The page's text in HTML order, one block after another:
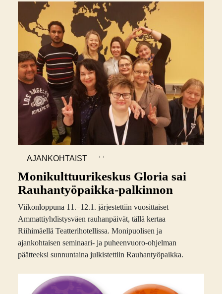
AJANKOHTAIST
, ,
Monikulttuurikeskus Gloria sai
Rauhantyöpaikka-palkinnon
Viikonloppuna 11.–12.1. järjestettiin vuosittaiset
Ammattiyhdistysväen rauhanpäivät, tällä kertaa
Riihimäellä Teatterihotellissa. Monipuolisen ja
ajankohtaisen seminaari- ja puheenvuoro-ohjelman
päätteeksi sunnuntaina julkistettiin Rauhantyöpaikka.